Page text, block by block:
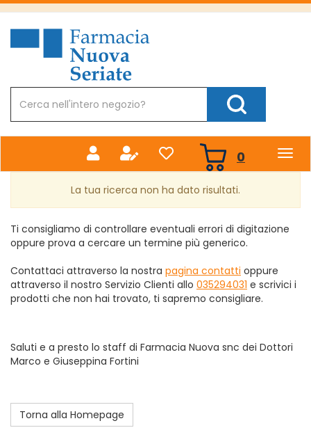
Passa
principale
Farmacia
Nuova
Prodotto
Cerca Prodotto
0 prodotti
inseriti
La tua ricerca non ha dato risultati.
Ti consigliamo di controllare eventuali errori di digitazione
oppure prova a cercare un termine più generico.
Contattaci attraverso la nostra pagina contatti oppure
attraverso il nostro Servizio Clienti allo 035294031 e scrivici i
prodotti che non hai trovato, ti sapremo consigliare.
Saluti e a presto lo staff di Farmacia Nuova snc dei Dottori
Marco e Giuseppina Fortini
Torna alla Homepage